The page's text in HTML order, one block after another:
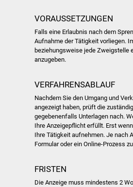
VORAUSSETZUNGEN
Falls eine Erlaubnis nach dem
Aufnahme der Tätigkeit vorliegen.
beziehungsweise jede Zweigstelle
anzugeben.
VERFAHRENSABLAUF
Nachdem Sie den Umgang und
angezeigt haben, prüft die
gegebenenfalls Unterlagen nach.
Ihre Anzeigepflicht erfüllt. Erst
Ihre Tätigkeit aufnehmen. Je nach
Formular oder ein Online-Prozess
FRISTEN
Die Anzeige muss mindestens 2